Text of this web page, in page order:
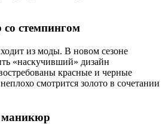
стемпингом
из моды. В новом сезоне
«наскучивший» дизайн
красные и черные
смотрится золото в сочетании
маникюр